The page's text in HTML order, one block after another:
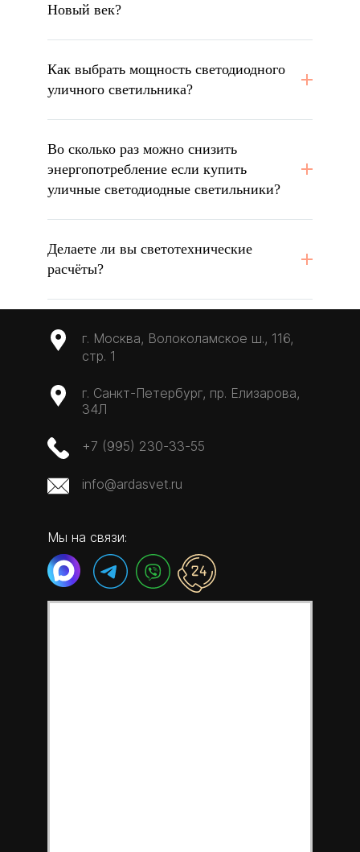
Новый век?
Как выбрать мощность светодиодного
уличного светильника?
Во сколько раз можно снизить
энергопотребление если купить
уличные светодиодные светильники?
Делаете ли вы светотехнические
расчёты?
г. Москва, Волоколамское ш., 116,
стр. 1
г. Санкт-Петербург, пр. Елизарова,
34Л
+7 (995) 230-33-55
info@ardasvet.ru
Мы на связи: